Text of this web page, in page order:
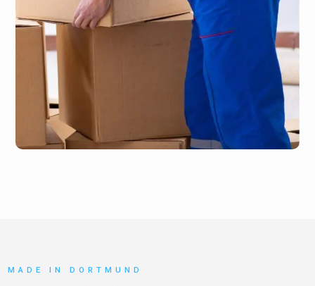
MADE IN DORTMUND